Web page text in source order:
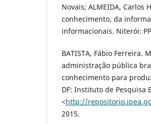
Novais; ALMEIDA, Carlos
conhecimento, da
informacionais. Niterói:
BATISTA, Fábio Ferreira.
administração pública
conhecimento para
DF: Instituto de Pesquisa
<http://
2015.